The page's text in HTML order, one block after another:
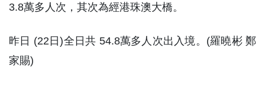
3.8萬多人次，其次為經港珠澳大橋。
昨日 (22日)全日共 54.8萬多人次出入境。(羅曉彬 鄭
家賜)